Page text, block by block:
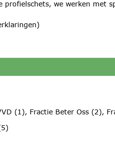
we werken met
(1), Fractie Beter Oss (2),